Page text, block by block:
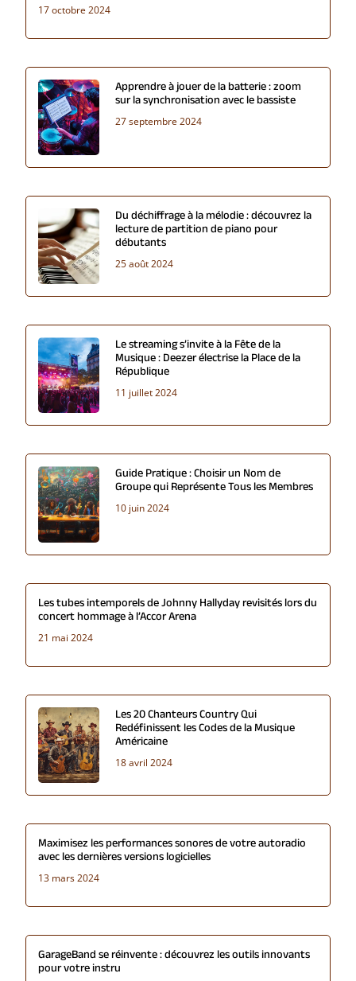
17 octobre 2024
Apprendre à jouer de la batterie : zoom
sur la synchronisation avec le bassiste
27 septembre 2024
Du déchiffrage à la mélodie : découvrez la
lecture de partition de piano pour
débutants
25 août 2024
Le streaming s’invite à la Fête de la
Musique : Deezer électrise la Place de la
République
11 juillet 2024
Guide Pratique : Choisir un Nom de
Groupe qui Représente Tous les Membres
10 juin 2024
Les tubes intemporels de Johnny Hallyday revisités lors du
concert hommage à l’Accor Arena
21 mai 2024
Les 20 Chanteurs Country Qui
Redéfinissent les Codes de la Musique
Américaine
18 avril 2024
Maximisez les performances sonores de votre autoradio
avec les dernières versions logicielles
13 mars 2024
GarageBand se réinvente : découvrez les outils innovants
pour votre instru